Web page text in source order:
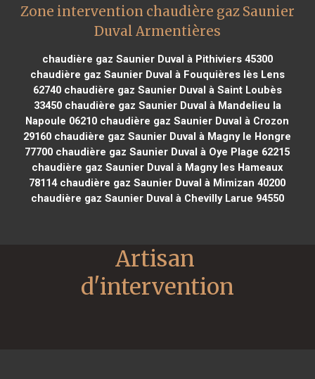
Zone intervention chaudière gaz Saunier
Duval Armentières
chaudière gaz Saunier Duval à Pithiviers 45300
chaudière gaz Saunier Duval à Fouquières lès Lens
62740chaudière gaz Saunier Duval à Saint Loubès
33450chaudière gaz Saunier Duval à Mandelieu la
Napoule 06210 chaudière gaz Saunier Duval à Crozon
29160 chaudière gaz Saunier Duval à Magny le Hongre
77700 chaudière gaz Saunier Duval à Oye Plage 62215
chaudière gaz Saunier Duval à Magny les Hameaux
78114chaudière gaz Saunier Duval à Mimizan 40200
chaudière gaz Saunier Duval à Chevilly Larue 94550
Artisan
d'intervention